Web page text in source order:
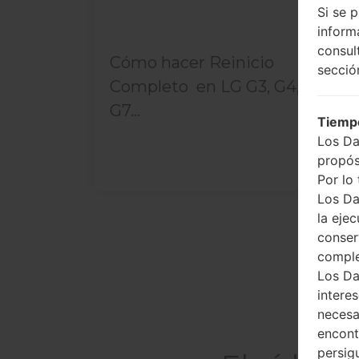
Cómo hacer Reinicio
Completo en LG G3, G4, G5 ,
G7...
Si se
Los
Por lo
Los
la
Los